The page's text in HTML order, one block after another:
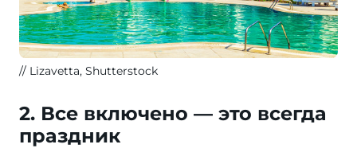
Lizavetta, Shutterstock
2. Все включено — это всегда
праздник